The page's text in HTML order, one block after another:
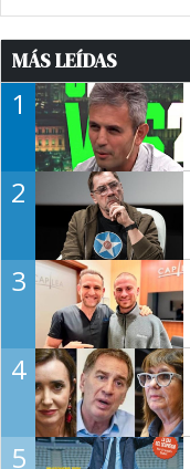
MÁS LEÍDAS
1
2
3
4
5